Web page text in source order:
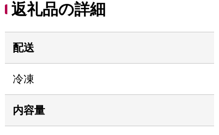
返礼品の詳細
配送
冷凍
内容量